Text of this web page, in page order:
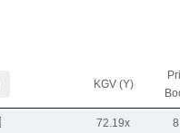
KGV (Y)
72.19x